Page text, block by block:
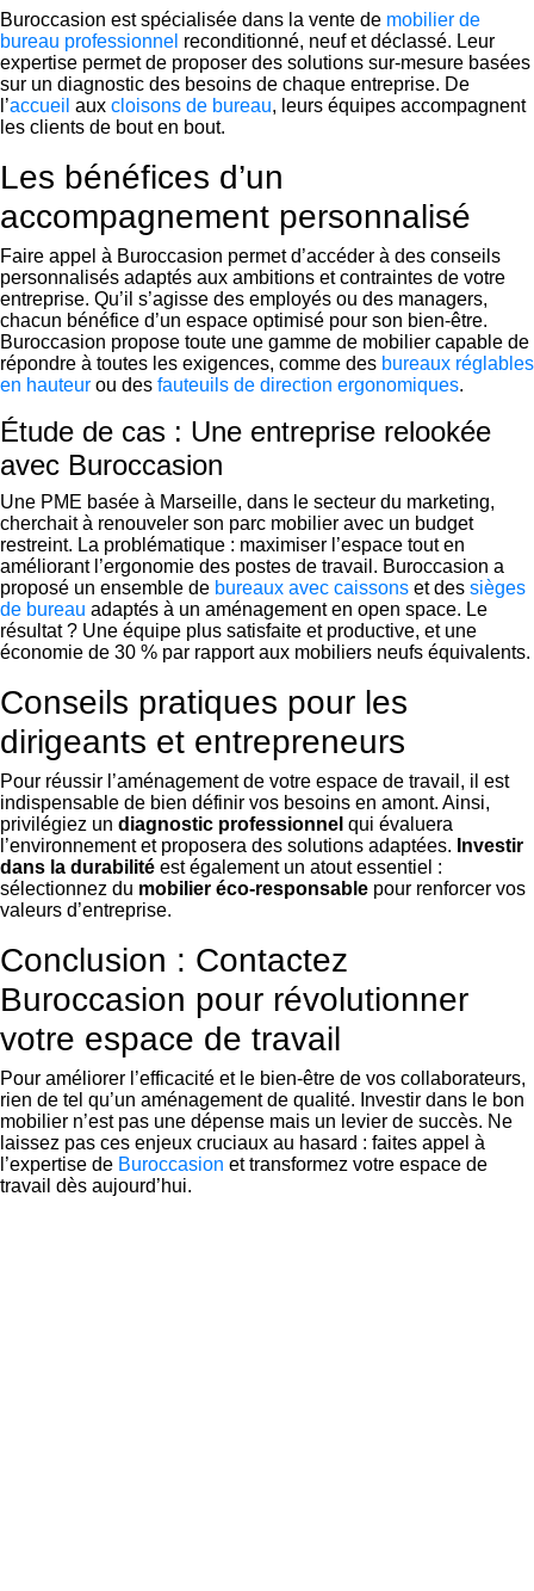
Buroccasion est spécialisée dans la vente de mobilier de
bureau professionnel reconditionné, neuf et déclassé. Leur
expertise permet de proposer des solutions sur-mesure basées
sur un diagnostic des besoins de chaque entreprise. De
l’accueil aux cloisons de bureau, leurs équipes accompagnent
les clients de bout en bout.
Les bénéfices d’un
accompagnement personnalisé
Faire appel à Buroccasion permet d’accéder à des conseils
personnalisés adaptés aux ambitions et contraintes de votre
entreprise. Qu’il s’agisse des employés ou des managers,
chacun bénéfice d’un espace optimisé pour son bien-être.
Buroccasion propose toute une gamme de mobilier capable de
répondre à toutes les exigences, comme des bureaux réglables
en hauteur ou des fauteuils de direction ergonomiques.
Étude de cas : Une entreprise relookée
avec Buroccasion
Une PME basée à Marseille, dans le secteur du marketing,
cherchait à renouveler son parc mobilier avec un budget
restreint. La problématique : maximiser l’espace tout en
améliorant l’ergonomie des postes de travail. Buroccasion a
proposé un ensemble de bureaux avec caissons et des sièges
de bureau adaptés à un aménagement en open space. Le
résultat ? Une équipe plus satisfaite et productive, et une
économie de 30 % par rapport aux mobiliers neufs équivalents.
Conseils pratiques pour les
dirigeants et entrepreneurs
Pour réussir l’aménagement de votre espace de travail, il est
indispensable de bien définir vos besoins en amont. Ainsi,
privilégiez un diagnostic professionnel qui évaluera
l’environnement et proposera des solutions adaptées. Investir
dans la durabilité est également un atout essentiel :
sélectionnez du mobilier éco-responsable pour renforcer vos
valeurs d’entreprise.
Conclusion : Contactez
Buroccasion pour révolutionner
votre espace de travail
Pour améliorer l’efficacité et le bien-être de vos collaborateurs,
rien de tel qu’un aménagement de qualité. Investir dans le bon
mobilier n’est pas une dépense mais un levier de succès. Ne
laissez pas ces enjeux cruciaux au hasard : faites appel à
l’expertise de Buroccasion et transformez votre espace de
travail dès aujourd’hui.